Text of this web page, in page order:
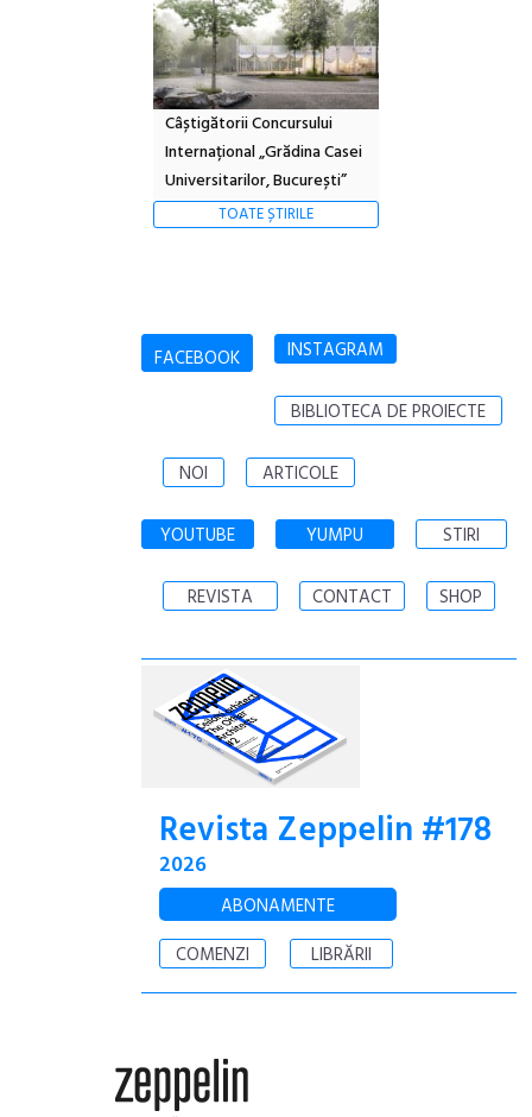
Câștigătorii Concursului
Internațional „Grădina Casei
Universitarilor, București”
TOATE ȘTIRILE
FACEBOOK INSTAGRAM
BIBLIOTECA DE PROIECTE
NOI ARTICOLE
YOUTUBE YUMPU STIRI
REVISTA CONTACT SHOP
Revista Zeppelin #178
2026
ABONAMENTE
COMENZI
LIBRĂRII